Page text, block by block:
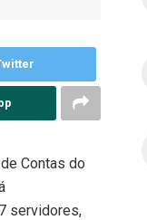
Contas do
servidores,